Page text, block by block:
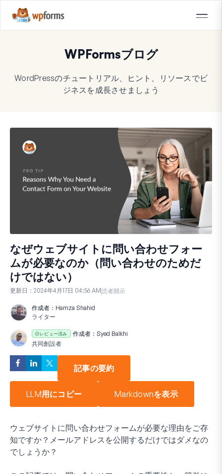
WPFormsブログ
WordPressのチュートリアル、ヒント、リソースでビ
ジネスを成長させましょう
なぜウェブサイトに問い合わせフォー
ムが必要なのか（問い合わせのためだ
けではない）
更新日： 2024年4月17日 04:56 AM読者開示
作成者： Hamza Shahid
ライター
レビュー済み 作成者： Syed Balkhi
共同創設者
記事の要約
LLM用にコピー Markdownを表示
ウェブサイトに問い合わせフォームが必要な理由をご存
知ですか？メールアドレスを公開するだけではダメなの
でしょうか？